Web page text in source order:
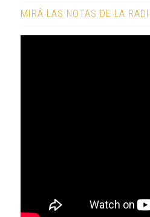
MIRÁ LAS NOTAS DE LA